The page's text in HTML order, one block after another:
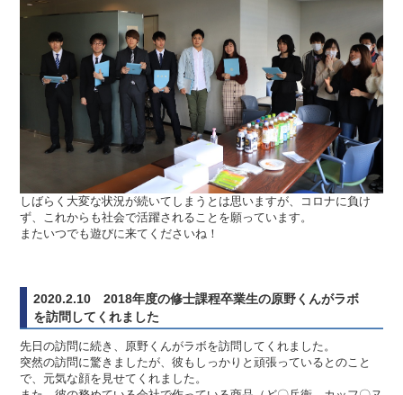
しばらく大変な状況が続いてしまうとは思いますが、コロナに負け
ず、これからも社会で活躍されることを願っています。
またいつでも遊びに来てくださいね！
2020.2.10 2018年度の修士課程卒業生の原野くんがラボ
を訪問してくれました
先日の訪問に続き、原野くんがラボを訪問してくれました。
突然の訪問に驚きましたが、彼もしっかりと頑張っているとのこと
で、元気な顔を見せてくれました。